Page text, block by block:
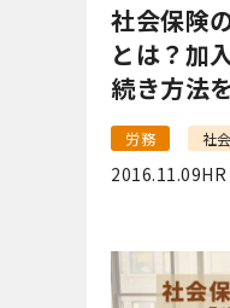
社会保険
とは？加
続き方法
労務 社
2016.11.09